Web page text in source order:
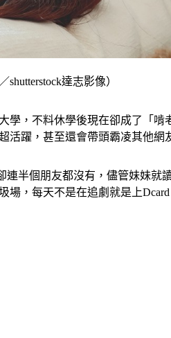
達志影像）
，不料休學後現在卻成了「
躍，甚至還會帶頭霸凌其他網
連半個朋友都沒有，儘管妹妹
，每天不是在追劇就是上Dcard